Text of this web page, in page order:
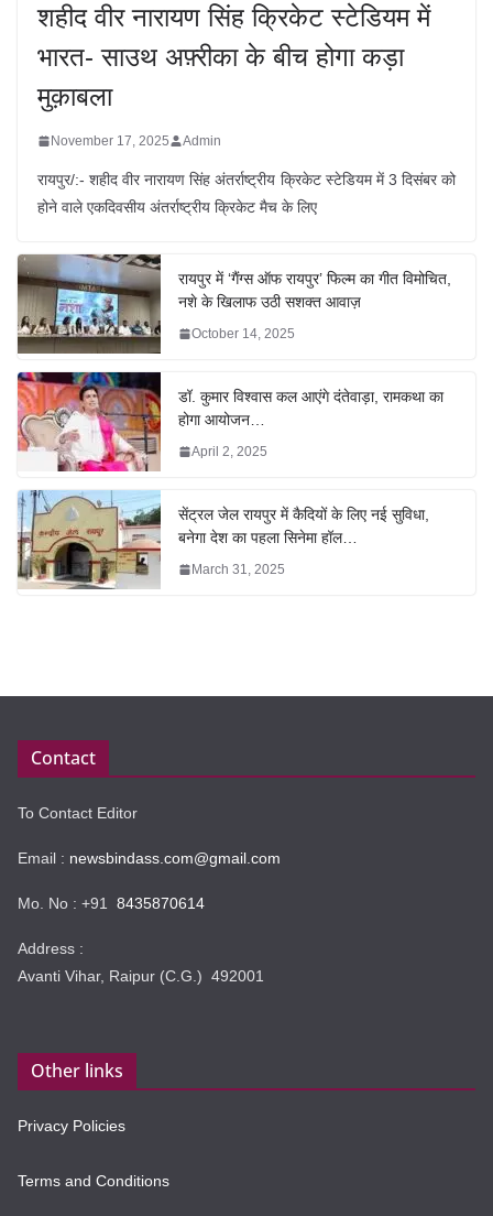
शहीद वीर नारायण सिंह क्रिकेट स्टेडियम में
भारत- साउथ अफ़्रीका के बीच होगा कड़ा
मुक़ाबला
November 17, 2025 Admin
रायपुर/:- शहीद वीर नारायण सिंह अंतर्राष्ट्रीय क्रिकेट स्टेडियम में 3 दिसंबर को
होने वाले एकदिवसीय अंतर्राष्ट्रीय क्रिकेट मैच के लिए
रायपुर में ‘गैंग्स ऑफ रायपुर’ फिल्म का गीत विमोचित,
नशे के खिलाफ उठी सशक्त आवाज़
October 14, 2025
डॉ. कुमार विश्वास कल आएंगे दंतेवाड़ा, रामकथा का
होगा आयोजन…
April 2, 2025
सेंट्रल जेल रायपुर में कैदियों के लिए नई सुविधा,
बनेगा देश का पहला सिनेमा हॉल…
March 31, 2025
Contact
To Contact Editor
Email : newsbindass.com@gmail.com
Mo. No : +91 8435870614
Address :
Avanti Vihar, Raipur (C.G.) 492001
Other links
Privacy Policies
Terms and Conditions